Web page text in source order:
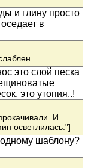
и глину просто
в
это слой песка
это утопия..!
И
осветлилась."]
одному шаблону?